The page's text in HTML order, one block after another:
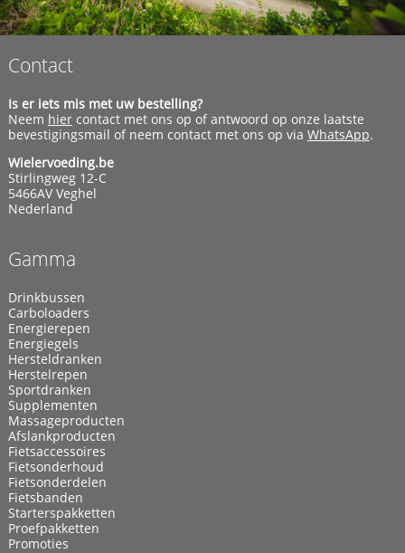
Contact
Is er iets mis met uw bestelling?
Neem hiercontact met ons op of antwoord op onze laatste
bevestigingsmail of neem contact met ons op via WhatsApp.
Wielervoeding.be
Stirlingweg 12-C
5466AV Veghel
Nederland
Gamma
Drinkbussen
Carboloaders
Energierepen
Energiegels
Hersteldranken
Herstelrepen
Sportdranken
Supplementen
Massageproducten
Afslankproducten
Fietsaccessoires
Fietsonderhoud
Fietsonderdelen
Fietsbanden
Starterspakketten
Proefpakketten
Promoties